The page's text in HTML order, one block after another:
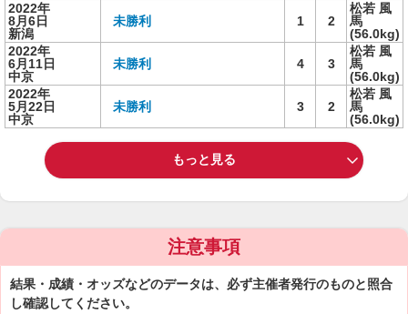
2022年
8月6日
新潟
未勝利 1 2
松若 風
馬
(56.0kg)
2022年
6月11日
中京
未勝利 4 3
松若 風
馬
(56.0kg)
2022年
5月22日
中京
未勝利 3 2
松若 風
馬
(56.0kg)
もっと見る
注意事項
結果・成績・オッズなどのデータは、必ず主催者発行のものと照合
し確認してください。